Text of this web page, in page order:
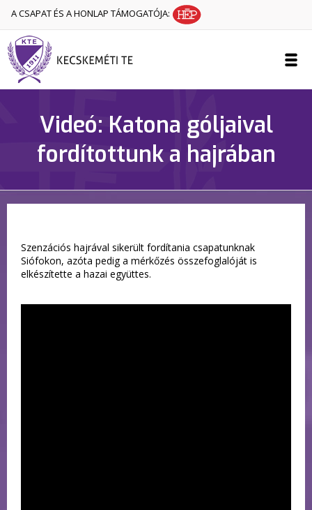
A CSAPAT ÉS A HONLAP TÁMOGATÓJA:
Videó: Katona góljaival
fordítottunk a hajrában
Szenzációs hajrával sikerült fordítania csapatunknak
Siófokon, azóta pedig a mérkőzés összefoglalóját is
elkészítette a hazai együttes.